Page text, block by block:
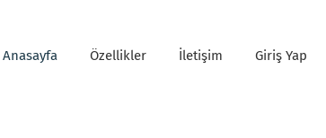
Anasayfa Özellikler İletişim Giriş Yap